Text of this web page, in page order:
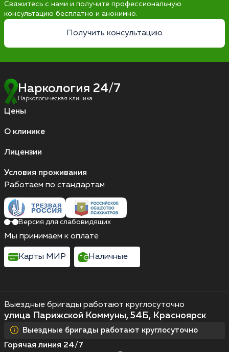
Свяжитесь с нами и получите профессиональную
консультацию бесплатно и анонимно.
Получить консультацию
Наркология 24/7
Наркологическая клиника
Цены
О клинике
Лицензии
Условия проживания
Выездные бригады работают круглосуточно
улица Парижской Коммуны, 54Б, Красноярск
Выездные бригады работают круглосуточно
Горячая линия 24/7
Работаем по стандартам
Версия для слабовидящих
Мы принимаем к оплате
Карты МИР Наличные